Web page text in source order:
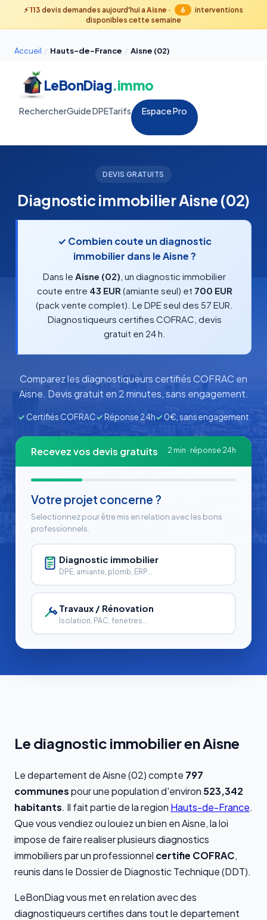
⚡113 devis demandes aujourd'hui a Aisne · 6
interventions
disponibles cette semaine
Accueil / Hauts-de-France / Aisne (02)
LeBonDiag.immo
RechercherGuide DPETarifs Espace Pro
DEVIS GRATUITS
Diagnostic immobilier Aisne (02)
✓ Combien coute un diagnostic
immobilier dans le Aisne ?
Dans le Aisne (02) , un diagnostic immobilier
coute entre 43 EUR (amiante seul) et 700 EUR
(pack vente complet). Le DPE seul des 57 EUR.
Diagnostiqueurs certifies COFRAC, devis
gratuit en 24 h.
Comparez les diagnostiqueurs certifiés COFRAC en
Aisne. Devis gratuit en 2 minutes, sans engagement.
✓ Certifiés COFRAC✓Réponse 24h✓ 0€, sans engagement
Recevez vos devis gratuits 2 min · réponse 24h
Votre projet concerne ?
Selectionnez pour être mis en relation avec les bons
professionnels.
Diagnostic immobilier
DPE, amiante, plomb, ERP...
Travaux / Rénovation
Isolation, PAC, fenetres...
Le diagnostic immobilier en Aisne
Le departement de Aisne (02) compte 797
communespour une population d'environ 523,342
habitants. Il fait partie de la region Hauts-de-France.
Que vous vendiez ou louiez un bien en Aisne, la loi
impose de faire realiser plusieurs diagnostics
immobiliers par un professionnel certifie COFRAC,
reunis dans le Dossier de Diagnostic Technique (DDT).
LeBonDiag vous met en relation avec des
diagnostiqueurs certifies dans tout le departement